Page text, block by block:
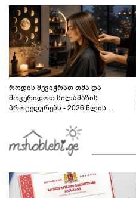
როდის შევიჭრათ თმა და
მოვერიდოთ სილამაზის
პროცედურებს - 2026 წლის
გზამკვლევი